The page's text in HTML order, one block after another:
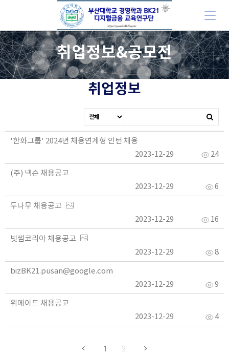
취업정보&공모전
취업정보
'한화그룹' 2024년 채용연계형 인턴 채용
24
2023-12-29
(주) 넥슨 채용공고
6
2023-12-29
두나무 채용공고
16
2023-12-29
빗썸코리아 채용공고
8
2023-12-29
bizBK21.pusan@google.com
9
2023-12-29
위메이드 채용공고
4
2023-12-29
1 2